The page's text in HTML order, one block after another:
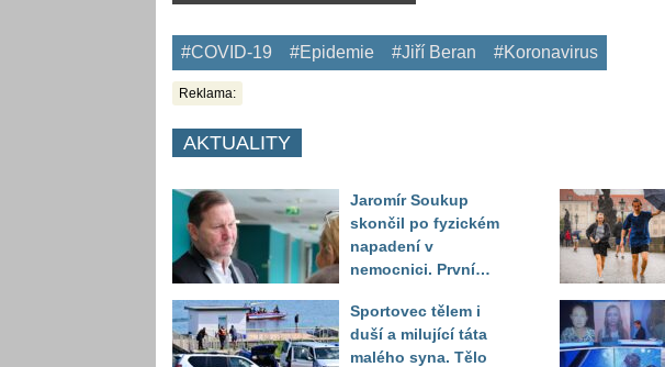
#COVID-19 #Epidemie #Jiří Beran #Koronavirus
Reklama:
AKTUALITY
Jaromír Soukup
skončil po fyzickém
napadení v
nemocnici. První
Sportovec tělem i
duší a milující táta
malého syna. Tělo